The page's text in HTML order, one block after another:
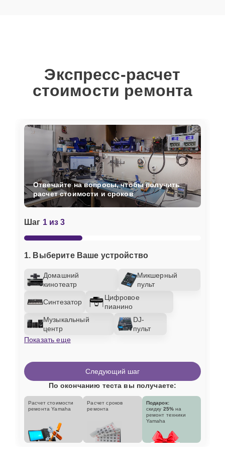
Экспресс-расчет
стоимости ремонта
Шаг 1 из 3
1. Выберите Ваше устройство
Домашний
кинотеатр
Микшерный
пульт
Синтезатор
Цифровое
пианино
Музыкальный
центр
DJ-
пульт
Показать еще
Отвечайте на вопросы, чтобы получить
расчет стоимости и сроков
Следующий шаг
По окончанию теста вы получаете:
Расчет стоимости
ремонта Yamaha
Расчет сроков
ремонта
Подарок:
скидку 25% на
ремонт техники
Yamaha